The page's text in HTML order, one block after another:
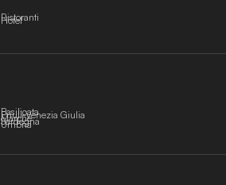
Ristoranti
Hotel
Basilicata
Friuli-Venezia Giulia
Marche
Sardegna
Umbria